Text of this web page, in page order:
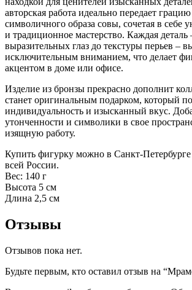
авторская работа идеально передает
символичного образа совы, сочетая в себе
и традиционное мастерство. Каждая деталь
выразительных глаз до текстуры перьев –
исключительным вниманием, что делает
акцентом в доме или офисе.
Изделие из бронзы прекрасно дополнит
станет оригинальным подарком, который
индивидуальность и изысканный вкус.
утонченности и символики в свое
изящную работу.
Купить фигурку можно в Санкт-Петербурге
всей России.
Вес: 140 г
Высота 5 см
Длина 2,5 см
Отзывы
Отзывов пока нет.
Будьте первым, кто оставил отзыв на